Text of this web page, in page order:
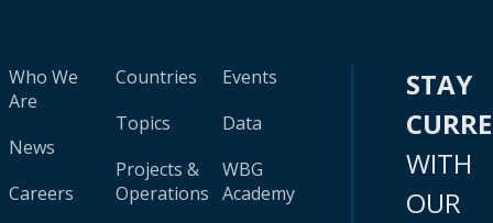
Who We
Are
News
Careers
Countries
Topics
Projects &
Operations
Events
Data
WBG
Academy
STAY
WITH
OUR